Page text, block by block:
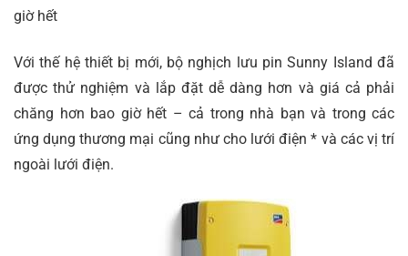
giờ hết
Với thế hệ thiết bị mới, bộ nghịch lưu pin Sunny Island đã
được thử nghiệm và lắp đặt dễ dàng hơn và giá cả phải
chăng hơn bao giờ hết – cả trong nhà bạn và trong các
ứng dụng thương mại cũng như cho lưới điện * và các vị trí
ngoài lưới điện.